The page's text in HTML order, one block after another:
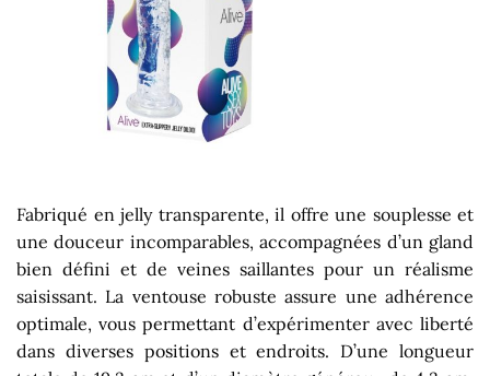
Fabriqué en jelly transparente, il offre une souplesse et
une douceur incomparables, accompagnées d’un gland
bien défini et de veines saillantes pour un réalisme
saisissant. La ventouse robuste assure une adhérence
optimale, vous permettant d’expérimenter avec liberté
dans diverses positions et endroits. D’une longueur